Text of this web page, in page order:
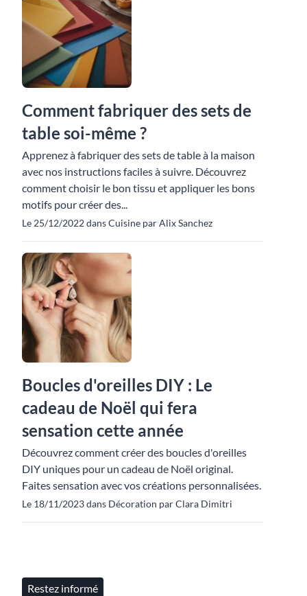
Comment fabriquer des sets de
table soi-même ?
Apprenez à fabriquer des sets de table à la maison
avec nos instructions faciles à suivre. Découvrez
comment choisir le bon tissu et appliquer les bons
motifs pour créer des...
Le 25/12/2022 dans Cuisine par Alix Sanchez
Boucles d'oreilles DIY : Le
cadeau de Noël qui fera
sensation cette année
Découvrez comment créer des boucles d'oreilles
DIY uniques pour un cadeau de Noël original.
Faites sensation avec vos créations personnalisées.
Le 18/11/2023 dans Décoration par Clara Dimitri
Restez informé